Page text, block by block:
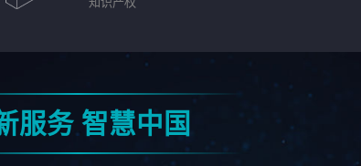
服务 智慧中国